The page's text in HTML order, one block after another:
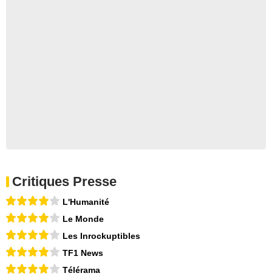
Critiques Presse
L'Humanité
Le Monde
Les Inrockuptibles
TF1 News
Télérama